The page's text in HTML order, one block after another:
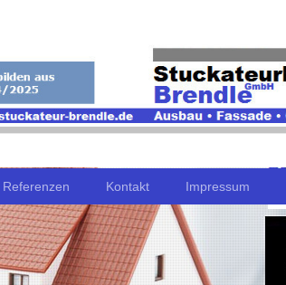
Referenzen Kontakt Impressum